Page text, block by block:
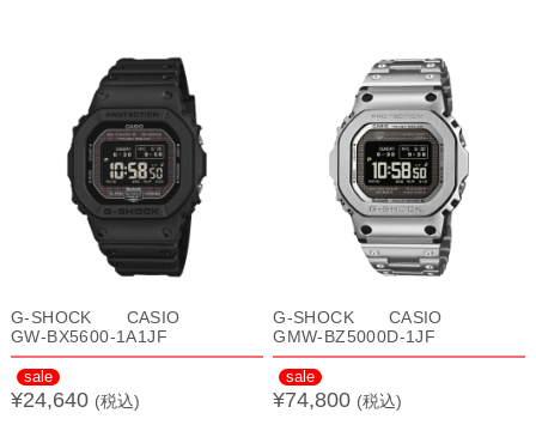
G-SHOCK CASIO
GW-BX5600-1A1JF
sale
¥24,640 (税込)
G-SHOCK CASIO
GMW-BZ5000D-1JF
sale
¥74,800 (税込)